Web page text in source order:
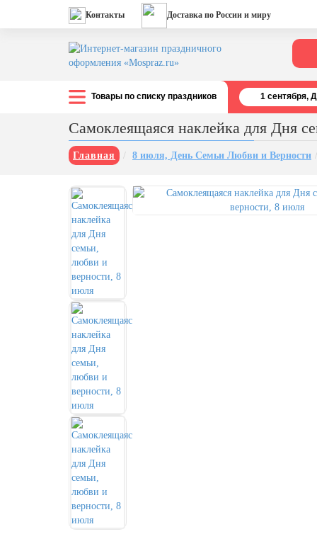
Контакты Доставка по России и миру
Товары по списку праздников
День строителя (второе воскресенье
августа)
22 августа, День Государственного
флага РФ
День шахтера (последнее
воскресенье августа)
1 сентября, День знаний
борьбе с терроризмом
День города Москвы (первая суббота
сентября)
День нефтяника (первое воскресенье
сентября)
8 сентября, День танкиста (второе
воскресенье сентября)
1 октября, Международный день
пожилых людей
5 октября, День учителя
19 октября, День Отца
1 cентября,
Самоклеящаяся наклейка для Дня
Главная 8 июля, День Семьи Любви и Верности